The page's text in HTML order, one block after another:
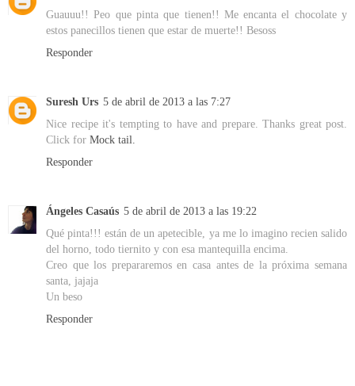
Guauuu!! Peo que pinta que tienen!! Me encanta el chocolate y
estos panecillos tienen que estar de muerte!! Besoss
Responder
Suresh Urs 5 de abril de 2013 a las 7:27
Nice recipe it's tempting to have and prepare. Thanks great post.
Click for Mock tail.
Responder
Ángeles Casaús 5 de abril de 2013 a las 19:22
Qué pinta!!! están de un apetecible, ya me lo imagino recien salido
del horno, todo tiernito y con esa mantequilla encima.
Creo que los prepararemos en casa antes de la próxima semana
santa, jajaja
Un beso
Responder